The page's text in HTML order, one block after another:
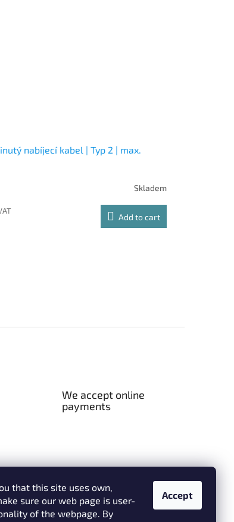
that this site uses own,
sure our web page is user-
of the webpage. By
Accept
nabíjecí kabel | Typ 2 | max.
Skladem
Add to cart
We accept online
payments